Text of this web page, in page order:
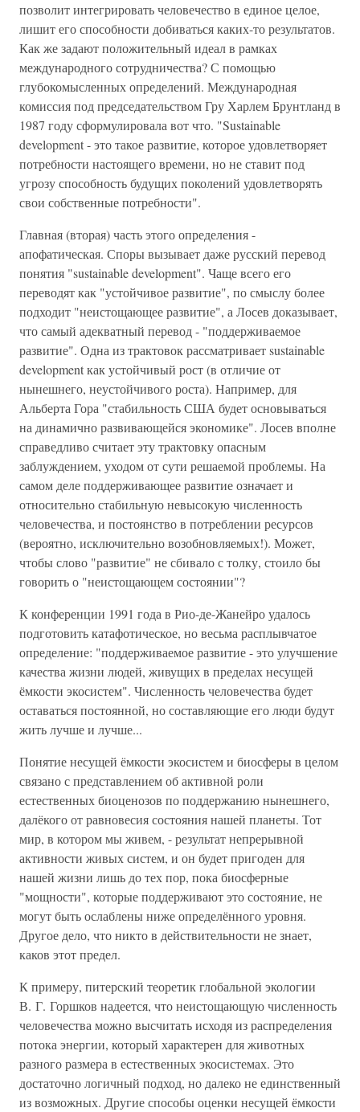
позволит интегрировать человечество в единое целое,
лишит его способности добиваться каких-то результатов.
Как же задают положительный идеал в рамках
международного сотрудничества? С помощью
глубокомысленных определений. Международная
комиссия под председательством Гру Харлем Брунтланд в
1987 году сформулировала вот что. "Sustainable
development - это такое развитие, которое удовлетворяет
потребности настоящего времени, но не ставит под
угрозу способность будущих поколений удовлетворять
свои собственные потребности".
Главная (вторая) часть этого определения -
апофатическая. Споры вызывает даже русский перевод
понятия "sustainable development". Чаще всего его
переводят как "устойчивое развитие", по смыслу более
подходит "неистощающее развитие", а Лосев доказывает,
что самый адекватный перевод - "поддерживаемое
развитие". Одна из трактовок рассматривает sustainable
development как устойчивый рост (в отличие от
нынешнего, неустойчивого роста). Например, для
Альберта Гора "стабильность США будет основываться
на динамично развивающейся экономике". Лосев вполне
справедливо считает эту трактовку опасным
заблуждением, уходом от сути решаемой проблемы. На
самом деле поддерживающее развитие означает и
относительно стабильную невысокую численность
человечества, и постоянство в потреблении ресурсов
(вероятно, исключительно возобновляемых!). Может,
чтобы слово "развитие" не сбивало с толку, стоило бы
говорить о "неистощающем состоянии"?
К конференции 1991 года в Рио-де-Жанейро удалось
подготовить катафотическое, но весьма расплывчатое
определение: "поддерживаемое развитие - это улучшение
качества жизни людей, живущих в пределах несущей
ёмкости экосистем". Численность человечества будет
оставаться постоянной, но составляющие его люди будут
жить лучше и лучше...
Понятие несущей ёмкости экосистем и биосферы в целом
связано с представлением об активной роли
естественных биоценозов по поддержанию нынешнего,
далёкого от равновесия состояния нашей планеты. Тот
мир, в котором мы живем, - результат непрерывной
активности живых систем, и он будет пригоден для
нашей жизни лишь до тех пор, пока биосферные
"мощности", которые поддерживают это состояние, не
могут быть ослаблены ниже определённого уровня.
Другое дело, что никто в действительности не знает,
каков этот предел.
К примеру, питерский теоретик глобальной экологии
В. Г. Горшков надеется, что неистощающую численность
человечества можно высчитать исходя из распределения
потока энергии, который характерен для животных
разного размера в естественных экосистемах. Это
достаточно логичный подход, но далеко не единственный
из возможных. Другие способы оценки несущей ёмкости